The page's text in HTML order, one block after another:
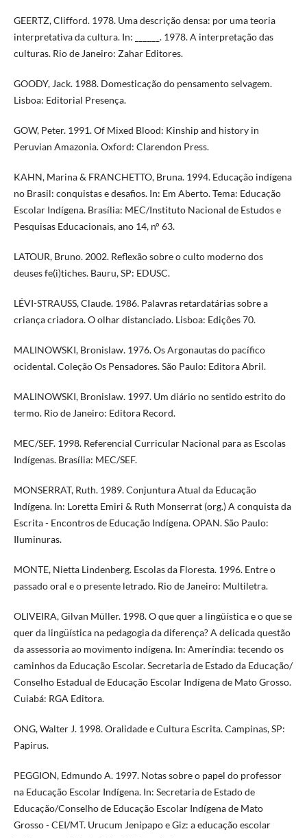
GEERTZ, Clifford. 1978. Uma descrição densa: por uma teoria
interpretativa da cultura. In: ______. 1978. A interpretação das
culturas. Rio de Janeiro: Zahar Editores.
GOODY, Jack. 1988. Domesticação do pensamento selvagem.
Lisboa: Editorial Presença.
GOW, Peter. 1991. Of Mixed Blood: Kinship and history in
Peruvian Amazonia. Oxford: Clarendon Press.
KAHN, Marina & FRANCHETTO, Bruna. 1994. Educação indígena
no Brasil: conquistas e desafios. In: Em Aberto. Tema: Educação
Escolar Indígena. Brasília: MEC/Instituto Nacional de Estudos e
Pesquisas Educacionais, ano 14, n° 63.
LATOUR, Bruno. 2002. Reflexão sobre o culto moderno dos
deuses fe(i)tiches. Bauru, SP: EDUSC.
LÉVI-STRAUSS, Claude. 1986. Palavras retardatárias sobre a
criança criadora. O olhar distanciado. Lisboa: Edições 70.
MALINOWSKI, Bronislaw. 1976. Os Argonautas do pacífico
ocidental. Coleção Os Pensadores. São Paulo: Editora Abril.
MALINOWSKI, Bronislaw. 1997. Um diário no sentido estrito do
termo. Rio de Janeiro: Editora Record.
MEC/SEF. 1998. Referencial Curricular Nacional para as Escolas
Indígenas. Brasília: MEC/SEF.
MONSERRAT, Ruth. 1989. Conjuntura Atual da Educação
Indígena. In: Loretta Emiri & Ruth Monserrat (org.) A conquista da
Escrita - Encontros de Educação Indígena. OPAN. São Paulo:
Iluminuras.
MONTE, Nietta Lindenberg. Escolas da Floresta. 1996. Entre o
passado oral e o presente letrado. Rio de Janeiro: Multiletra.
OLIVEIRA, Gilvan Müller. 1998. O que quer a lingüística e o que se
quer da lingüística na pedagogia da diferença? A delicada questão
da assessoria ao movimento indígena. In: Ameríndia: tecendo os
caminhos da Educação Escolar. Secretaria de Estado da Educação/
Conselho Estadual de Educação Escolar Indígena de Mato Grosso.
Cuiabá: RGA Editora.
ONG, Walter J. 1998. Oralidade e Cultura Escrita. Campinas, SP:
Papirus.
PEGGION, Edmundo A. 1997. Notas sobre o papel do professor
na Educação Escolar Indígena. In: Secretaria de Estado de
Educação/Conselho de Educação Escolar Indígena de Mato
Grosso - CEI/MT. Urucum Jenipapo e Giz: a educação escolar